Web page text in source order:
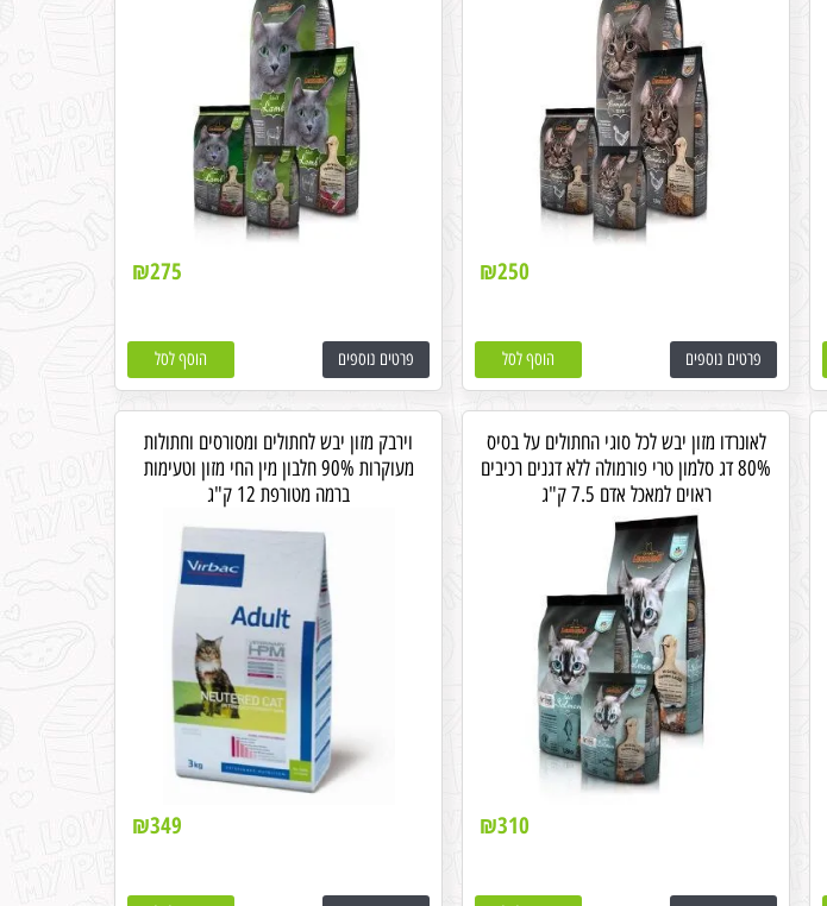
₪250
פרטים נוספים הוסף לסל
₪275
פרטים נוספים הוסף לסל
לאונרדו מזון יבש לכל סוגי החתולים על בסיס
80% דג סלמון טרי פורמולה ללא דגנים רכיבים
ראוים למאכל אדם 7.5 ק"ג
₪310
וירבק מזון יבש לחתולים ומסורסים וחתולות
מעוקרות 90% חלבון מין החי מזון וטעימות
ברמה מטורפת 12 ק"ג
₪349